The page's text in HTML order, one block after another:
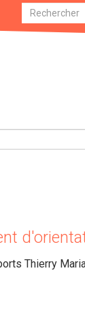
Recherche
Thierry